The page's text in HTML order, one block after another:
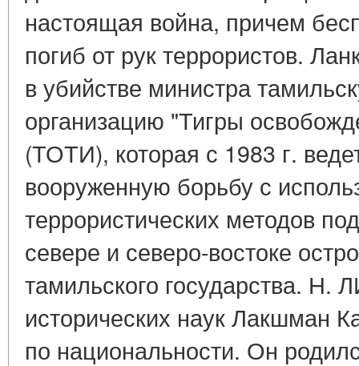
настоящая война, причем
погиб от рук террористов.
в убийстве министра
организацию "Тигры
(ТОТИ), которая с 1983 г.
вооруженную борьбу с
террористических методов
севере и северо-востоке
тамильского государства.
исторических наук Лакшман
по национальности. Он